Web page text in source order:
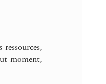
moment,